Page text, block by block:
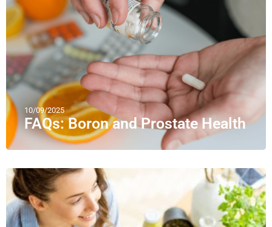
10/09/2025
FAQs: Boron and Prostate Health